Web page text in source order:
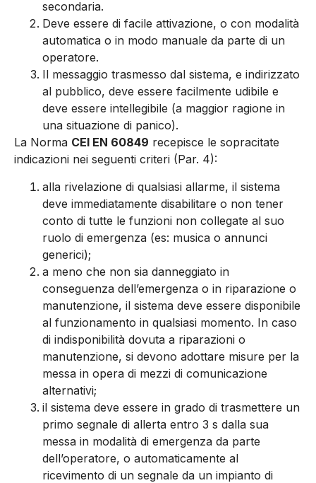
secondaria.
Deve essere di facile attivazione, o con modalità
automatica o in modo manuale da parte di un
operatore.
Il messaggio trasmesso dal sistema, e indirizzato
al pubblico, deve essere facilmente udibile e
deve essere intellegibile (a maggior ragione in
una situazione di panico).
La Norma CEI EN 60849 recepisce le sopracitate
indicazioni nei seguenti criteri (Par. 4):
alla rivelazione di qualsiasi allarme, il sistema
deve immediatamente disabilitare o non tener
conto di tutte le funzioni non collegate al suo
ruolo di emergenza (es: musica o annunci
generici);
a meno che non sia danneggiato in
conseguenza dell’emergenza o in riparazione o
manutenzione, il sistema deve essere disponibile
al funzionamento in qualsiasi momento. In caso
di indisponibilità dovuta a riparazioni o
manutenzione, si devono adottare misure per la
messa in opera di mezzi di comunicazione
alternativi;
il sistema deve essere in grado di trasmettere un
primo segnale di allerta entro 3 s dalla sua
messa in modalità di emergenza da parte
dell’operatore, o automaticamente al
ricevimento di un segnale da un impianto di